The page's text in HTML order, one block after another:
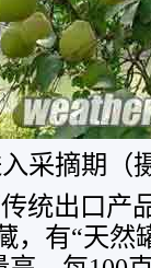
采摘期（
统出口产
，有“天然